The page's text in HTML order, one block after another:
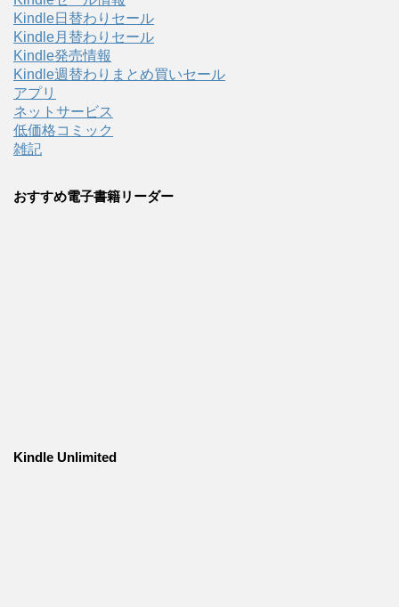
Kindle日替わりセール
Kindle月替わりセール
Kindle発売情報
Kindle週替わりまとめ買いセール
アプリ
ネットサービス
低価格コミック
雑記
おすすめ電子書籍リーダー
Kindle Unlimited